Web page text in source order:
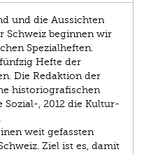
und die Aussichten
Schweiz beginnen wir
Spezialheften.
Hefte der
Die Redaktion der
historiografischen
Sozial-, 2012 die Kultur-
weit gefassten
Ziel ist es, damit